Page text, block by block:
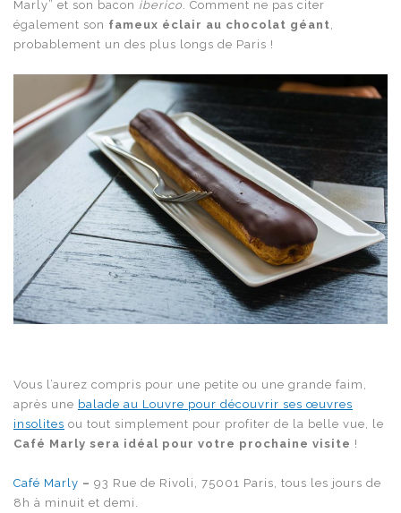
Marly” et son bacon iberico. Comment ne pas citer
également son fameux éclair au chocolat géant,
probablement un des plus longs de Paris !
Vous l’aurez compris pour une petite ou une grande faim,
après une balade au Louvre pour découvrir ses œuvres
insolites ou tout simplement pour profiter de la belle vue, le
Café Marly sera idéal pour votre prochaine visite !
Café Marly – 93 Rue de Rivoli, 75001 Paris, tous les jours de
8h à minuit et demi.